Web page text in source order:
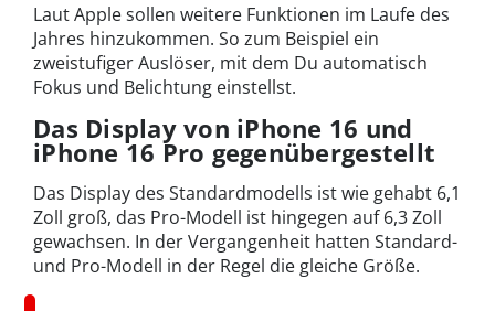
Laut Apple sollen weitere Funktionen im Laufe des
Jahres hinzukommen. So zum Beispiel ein
zweistufiger Auslöser, mit dem Du automatisch
Fokus und Belichtung einstellst.
Das Display von iPhone 16 und
iPhone 16 Pro gegenübergestellt
Das Display des Standardmodells ist wie gehabt 6,1
Zoll groß, das Pro-Modell ist hingegen auf 6,3 Zoll
gewachsen. In der Vergangenheit hatten Standard-
und Pro-Modell in der Regel die gleiche Größe.